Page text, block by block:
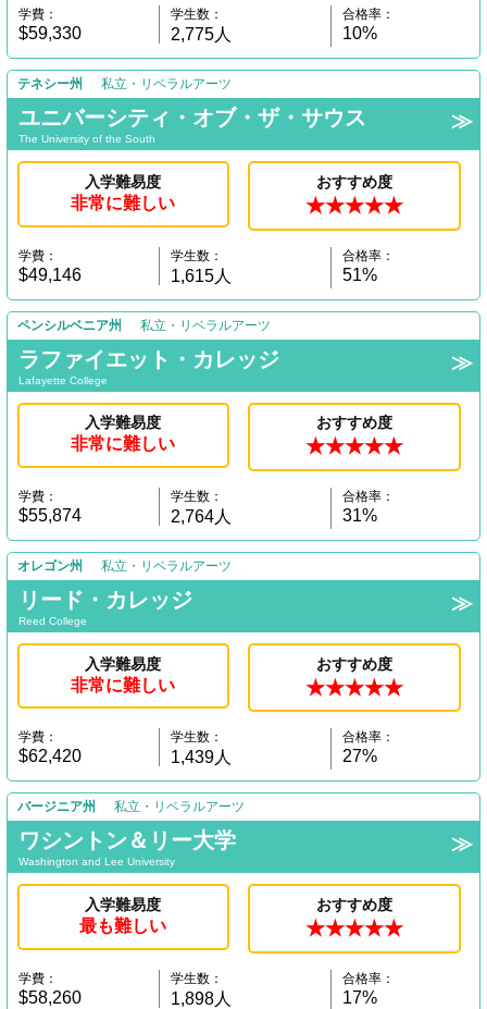
学費：
$59,330
学生数：
2,775人
合格率：
10%
テネシー州 私立・リベラルアーツ
ユニバーシティ・オブ・ザ・サウス
The University of the South
入学難易度
非常に難しい
おすすめ度
★★★★★
学費：
$49,146
学生数：
1,615人
合格率：
51%
ペンシルベニア州 私立・リベラルアーツ
ラファイエット・カレッジ
Lafayette College
入学難易度
非常に難しい
おすすめ度
★★★★★
学費：
$55,874
学生数：
2,764人
合格率：
31%
オレゴン州 私立・リベラルアーツ
リード・カレッジ
Reed College
入学難易度
非常に難しい
おすすめ度
★★★★★
学費：
$62,420
学生数：
1,439人
合格率：
27%
バージニア州 私立・リベラルアーツ
ワシントン＆リー大学
Washington and Lee University
入学難易度
最も難しい
おすすめ度
★★★★★
学費：
$58,260
学生数：
1,898人
合格率：
17%